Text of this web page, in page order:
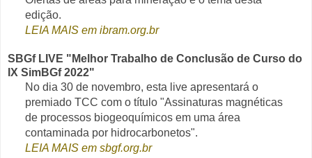
edição.
LEIA MAIS em ibram.org.br
SBGf LIVE "Melhor Trabalho de Conclusão de Curso do
IX SimBGf 2022"
No dia 30 de novembro, esta live apresentará o
premiado TCC com o título "Assinaturas magnéticas
de processos biogeoquímicos em uma área
contaminada por hidrocarbonetos".
LEIA MAIS em sbgf.org.br